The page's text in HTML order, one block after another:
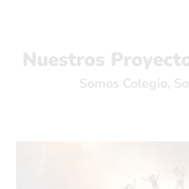
Nuestros
Somos Colegio,